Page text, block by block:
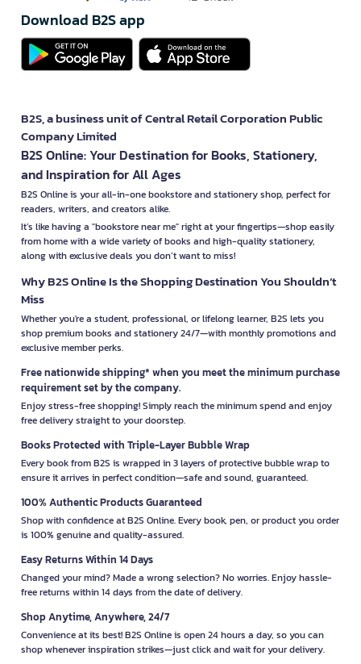
Download B2S app
B2S, a business unit of Central Retail Corporation Public
Company Limited
B2S Online: Your Destination for Books, Stationery,
and Inspiration for All Ages
B2S Online is your all-in-one bookstore and stationery shop, perfect for
readers, writers, and creators alike.
It’s like having a "bookstore near me" right at your fingertips—shop easily
from home with a wide variety of books and high-quality stationery,
along with exclusive deals you don’t want to miss!
Why B2S Online Is the Shopping Destination You Shouldn’t
Miss
Whether you're a student, professional, or lifelong learner, B2S lets you
shop premium books and stationery 24/7—with monthly promotions and
exclusive member perks.
Free nationwide shipping* when you meet the minimum purchase
requirement set by the company.
Enjoy stress-free shopping! Simply reach the minimum spend and enjoy
free delivery straight to your doorstep.
Books Protected with Triple-Layer Bubble Wrap
Every book from B2S is wrapped in 3 layers of protective bubble wrap to
ensure it arrives in perfect condition—safe and sound, guaranteed.
100% Authentic Products Guaranteed
Shop with confidence at B2S Online. Every book, pen, or product you order
is 100% genuine and quality-assured.
Easy Returns Within 14 Days
Changed your mind? Made a wrong selection? No worries. Enjoy hassle-
free returns within 14 days from the date of delivery.
Shop Anytime, Anywhere, 24/7
Convenience at its best! B2S Online is open 24 hours a day, so you can
shop whenever inspiration strikes—just click and wait for your delivery.